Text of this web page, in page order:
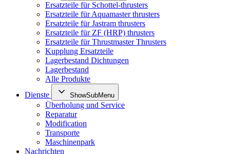
Ersatzteile für Schottel-thrusters
Ersatzteile für Aquamaster thrusters
Ersatzteile für Jastram thrusters
Ersatzteile für ZF (HRP) thrusters
Ersatzteile für Thrustmaster Thrusters
Kupplung Ersatzteile
Lagerbestand Dichtungen
Lagerbestand
Alle Produkte
Dienste
ShowSubMenu
Überholung und Service
Reparatur
Modification
Transporte
Maschinenpark
Nachrichten